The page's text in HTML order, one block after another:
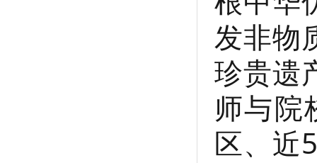
发非物
珍贵遗
师与院
区、近